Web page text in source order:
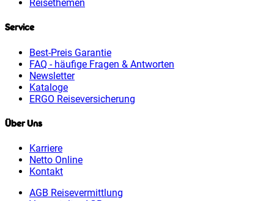
Reisethemen
Service
Best-Preis Garantie
FAQ - häufige Fragen & Antworten
Newsletter
Kataloge
ERGO Reiseversicherung
Über Uns
Karriere
Netto Online
Kontakt
AGB Reisevermittlung